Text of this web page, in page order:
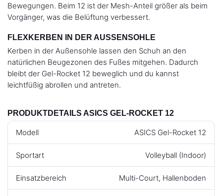
Bewegungen. Beim 12 ist der Mesh-Anteil größer als beim
Vorgänger, was die Belüftung verbessert.
FLEXKERBEN IN DER AUSSENSOHLE
Kerben in der Außensohle lassen den Schuh an den
natürlichen Beugezonen des Fußes mitgehen. Dadurch
bleibt der Gel-Rocket 12 beweglich und du kannst
leichtfüßig abrollen und antreten.
PRODUKTDETAILS ASICS GEL-ROCKET 12
Modell ASICS Gel-Rocket 12
Sportart Volleyball (Indoor)
Einsatzbereich Multi-Court, Hallenboden